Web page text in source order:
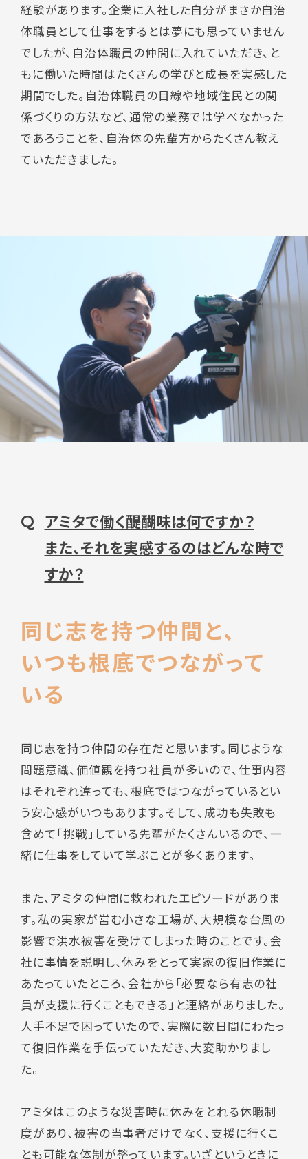
経験があります。企業に入社した自分がまさか自治
体職員として仕事をするとは夢にも思っていません
でしたが、自治体職員の仲間に入れていただき、と
もに働いた時間はたくさんの学びと成長を実感した
期間でした。自治体職員の目線や地域住民との関
係づくりの方法など、通常の業務では学べなかった
であろうことを、自治体の先輩方からたくさん教え
ていただきました。
Q アミタで働く醍醐味は何ですか？
また、それを実感するのはどんな時で
すか？
同じ志を持つ仲間と、
いつも根底でつながって
いる
同じ志を持つ仲間の存在だと思います。同じような
問題意識、価値観を持つ社員が多いので、仕事内容
はそれぞれ違っても、根底ではつながっているとい
う安心感がいつもあります。そして、成功も失敗も
含めて「挑戦」している先輩がたくさんいるので、一
緒に仕事をしていて学ぶことが多くあります。
また、アミタの仲間に救われたエピソードがありま
す。私の実家が営む小さな工場が、大規模な台風の
影響で洪水被害を受けてしまった時のことです。会
社に事情を説明し、休みをとって実家の復旧作業に
あたっていたところ、会社から「必要なら有志の社
員が支援に行くこともできる」と連絡がありました。
人手不足で困っていたので、実際に数日間にわたっ
て復旧作業を手伝っていただき、大変助かりまし
た。
アミタはこのような災害時に休みをとれる休暇制
度があり、被害の当事者だけでなく、支援に行くこ
とも可能な体制が整っています。いざというときに